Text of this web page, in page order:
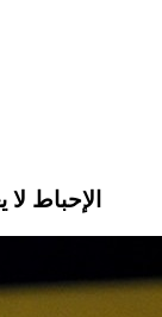
الإحباط